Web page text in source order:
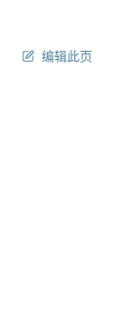
编辑此页